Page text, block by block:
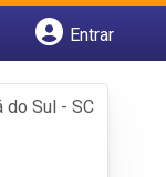
Entrar
do Sul - SC